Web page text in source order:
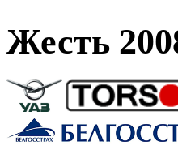
Жесть